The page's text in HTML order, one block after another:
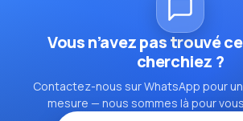
Vous n’avez pas trouvé
cherchiez ?
Contactez-nous sur WhatsApp pour
mesure — nous sommes là pour